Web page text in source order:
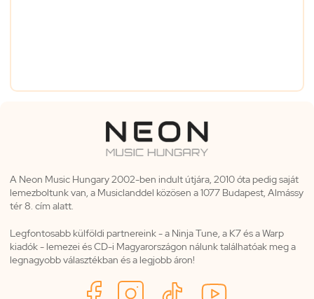
A Neon Music Hungary 2002-ben indult útjára, 2010 óta pedig saját
lemezboltunk van, a Musiclanddel közösen a 1077 Budapest, Almássy
tér 8. cím alatt.
Legfontosabb külföldi partnereink - a Ninja Tune, a K7 és a Warp
kiadók - lemezei és CD-i Magyarországon nálunk találhatóak meg a
legnagyobb választékban és a legjobb áron!